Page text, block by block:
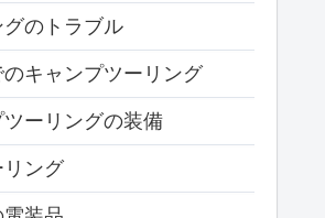
のトラブル
キャンプツーリング
ーリングの装備
ング